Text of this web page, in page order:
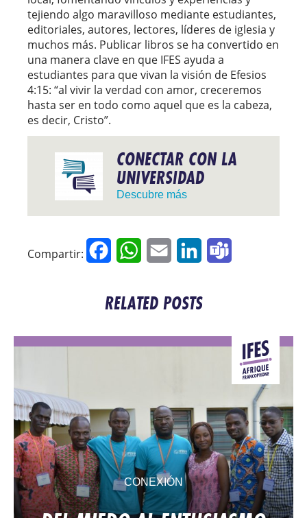
tejiendo algo maravilloso mediante estudiantes,
editoriales, autores, lectores, líderes de iglesia y
muchos más. Publicar libros se ha convertido en
una manera clave en que IFES ayuda a
estudiantes para que vivan la visión de Efesios
4:15: “al vivir la verdad con amor, creceremos
hasta ser en todo como aquel que es la cabeza,
es decir, Cristo”.
CONECTAR CON LA
UNIVERSIDAD
Descubre más
Compartir: FacebookWhatsApp
Email LinkedIn
RELATED POSTS
CONEXIÓN